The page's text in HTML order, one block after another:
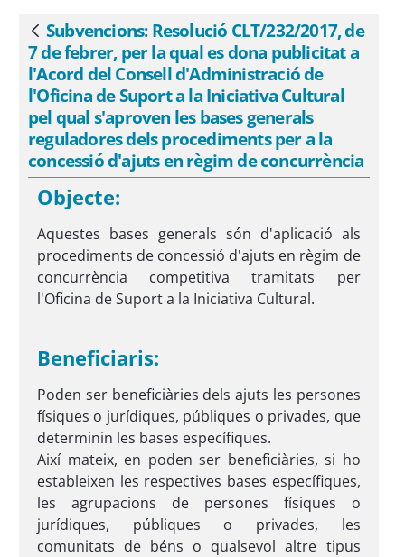
qual s&#39;aproven les bases generals
reguladores dels procediments per a la
concessió d&#39;ajuts en règim de
concurrència - eSAM
Vés enrere
Subvencions: Resolució CLT/232/2017, de
7 de febrer, per la qual es dona publicitat a
l'Acord del Consell d'Administració de
l'Oficina de Suport a la Iniciativa Cultural
pel qual s'aproven les bases generals
reguladores dels procediments per a la
concessió d'ajuts en règim de concurrència
Objecte:
Aquestes bases generals són d'aplicació als
procediments de concessió d'ajuts en règim de
concurrència competitiva tramitats per
l'Oficina de Suport a la Iniciativa Cultural.
Beneficiaris:
Poden ser beneficiàries dels ajuts les persones
físiques o jurídiques, públiques o privades, que
determinin les bases específiques.
Així mateix, en poden ser beneficiàries, si ho
estableixen les respectives bases específiques,
les agrupacions de persones físiques o
jurídiques, públiques o privades, les
comunitats de béns o qualsevol altre tipus